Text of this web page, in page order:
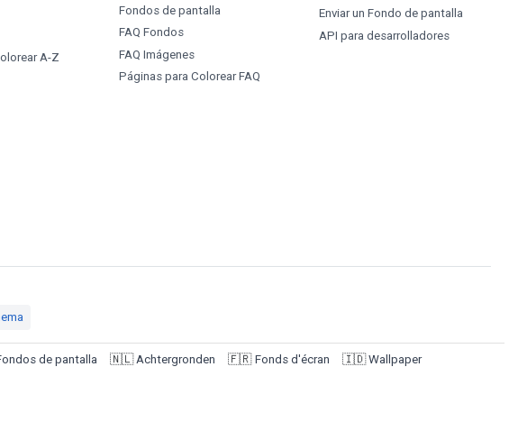
A-Z
Fondos de pantalla
FAQ Fondos
FAQ Imágenes
Páginas para Colorear FAQ
Enviar un Fondo de pantalla
API para desarrolladores
de pantalla 🇳🇱 Achtergronden 🇫🇷 Fonds d'écran 🇮🇩 Wallpaper